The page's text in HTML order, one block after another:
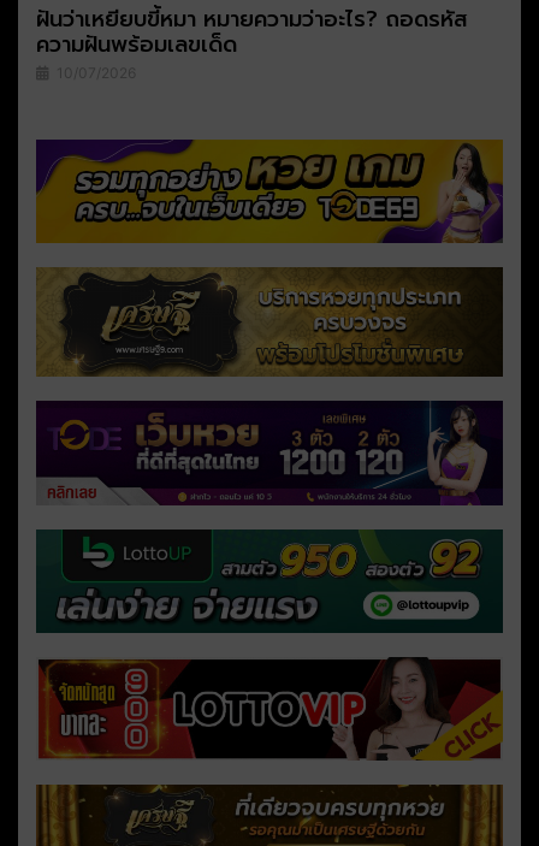
ฝันว่าเหยียบขี้หมา หมายความว่าอะไร? ถอดรหัส
ความฝันพร้อมเลขเด็ด
10/07/2026